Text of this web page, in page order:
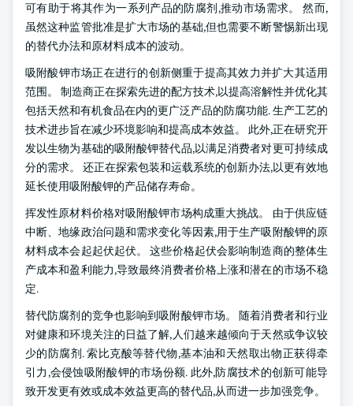
可有助于将其作为一系列产品的防腐剂,推动市场需求。 然而,
虽然这种监管批准是扩大市场的基础,但也需要不断警惕新出现
的替代办法和原材料成本的波动。
吸附酸钾市场正在进行的创新侧重于提高其效力并扩大其适用
范围。 制造商正在探索先进的配方技术,以提高溶解性并优化其
包括天然和有机食品在内的更广泛产品的防腐功能. 生产工艺的
技术进步旨在减少环境影响和提高成本效益。 此外,正在研究开
发以生物为基础的吸附酸钾替代品,以满足消费者对更可持续成
分的需求。 还正在探索包装和运载系统的创新办法,以更有效地
延长使用吸附酸钾的产品储存寿命。
挥发性原材料价格对吸附酸钾市场构成重大挑战。 由于供应链
中断、地缘政治问题和需求变化等因素,用于生产吸附酸钾的原
材料成本会起起伏起伏。 这些价格起伏会影响制造商的整体生
产成本和盈利能力,导致最终消费者价格上涨和潜在的市场不稳
定.
替代防腐剂的竞争也影响到吸附酸钾市场。 随着消费者和行业
对健康和环境关注的日益了解,人们越来越倾向于天然或争议较
少的防腐剂. 索比克酸等替代物,基本油和天然取出物正获得牵
引力,会侵蚀吸附酸钾的市场份额. 此外,防腐技术的创新可能导
致开发更有效或成本效益更高的替代品,从而进一步加强竞争。